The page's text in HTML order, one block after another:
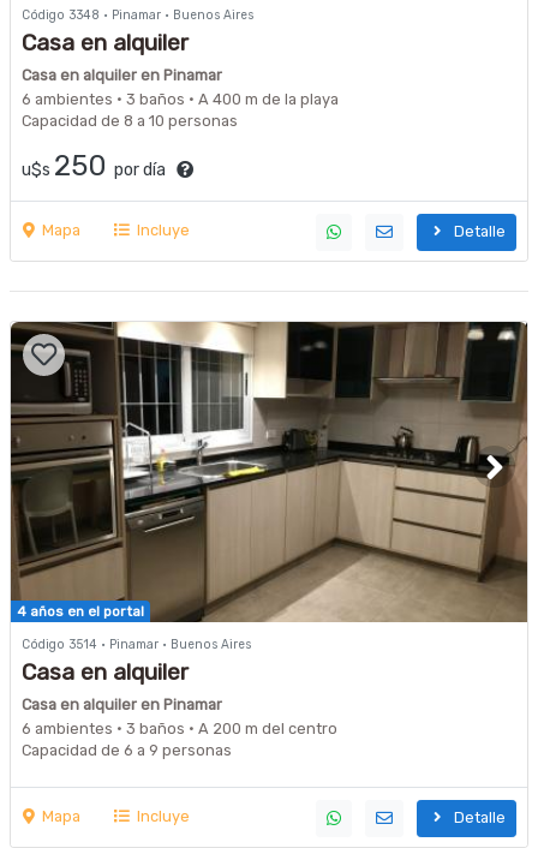
Código 3348 · Pinamar · Buenos Aires
Casa en alquiler
Casa en alquiler en Pinamar
6 ambientes · 3 baños · A 400 m de la playa
Capacidad de 8 a 10 personas
u$s 250 por día
Mapa Incluye Detalle
4 años en el portal
Código 3514 · Pinamar · Buenos Aires
Casa en alquiler
Casa en alquiler en Pinamar
6 ambientes · 3 baños · A 200 m del centro
Capacidad de 6 a 9 personas
Mapa Incluye Detalle